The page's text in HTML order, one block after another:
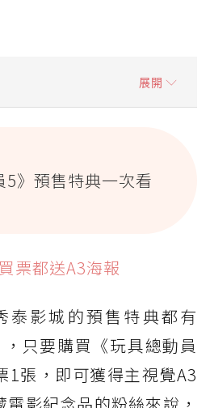
展開
加碼送角色吊飾
邊一次看
怪零錢包、伸縮吊飾、絨毛
人形立牌
5》預售特典一次看
票都送A3海報
泰影城的預售特典都有
，只要購買《玩具總動員
1張，即可獲得主視覺A3